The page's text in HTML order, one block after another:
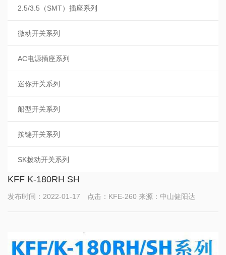
2.5/3.5（SMT）插座系列
微动开关系列
AC电源插座系列
迷你开关系列
船型开关系列
按键开关系列
SK拨动开关系列
KFF K-180RH SH
发布时间：2022-01-17 点击：KFE-260 来源：中山健阳达